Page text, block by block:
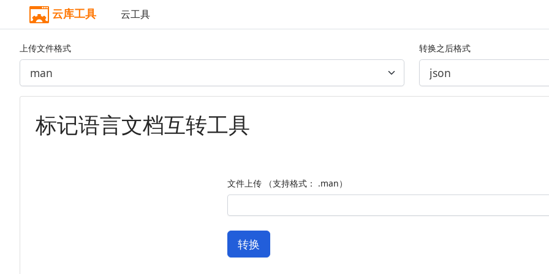
云库工具 云工具
上传文件格式 转换之后格式
标记语言文档互转工具
文件上传 （支持格式： .man）
转换